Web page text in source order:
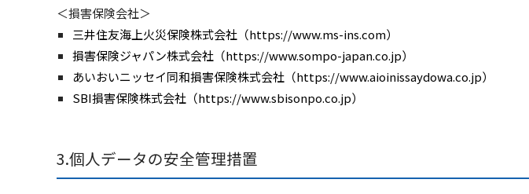
＜損害保険会社＞
三井住友海上火災保険株式会社（https://www.ms-ins.com）
損害保険ジャパン株式会社（https://www.sompo-japan.co.jp）
あいおいニッセイ同和損害保険株式会社（https://www.aioinissaydowa.co.jp）
SBI損害保険株式会社（https://www.sbisonpo.co.jp）
個人データの安全管理措置